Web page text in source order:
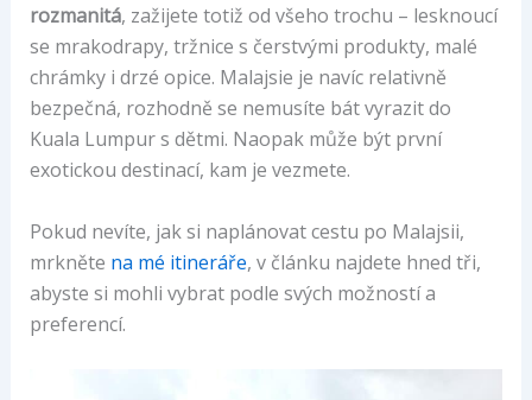
rozmanitá, zažijete totiž od všeho trochu – lesknoucí
se mrakodrapy, tržnice s čerstvými produkty, malé
chrámky i drzé opice. Malajsie je navíc relativně
bezpečná, rozhodně se nemusíte bát vyrazit do
Kuala Lumpur s dětmi. Naopak může být první
exotickou destinací, kam je vezmete.
Pokud nevíte, jak si naplánovat cestu po Malajsii,
mrkněte na mé itineráře, v článku najdete hned tři,
abyste si mohli vybrat podle svých možností a
preferencí.